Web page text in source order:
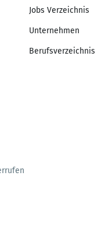
Jobs Verzeichnis
Unternehmen
Berufsverzeichnis